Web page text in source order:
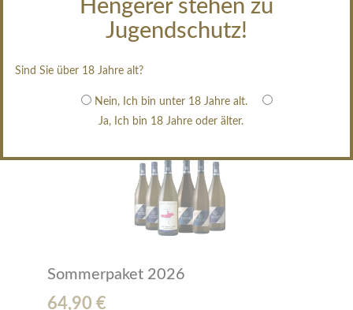
Hengerer stehen zu
Jugendschutz!
Sind Sie über 18 Jahre alt?
Nein, Ich bin unter 18 Jahre alt.
Ja, Ich bin 18 Jahre oder älter.
Sortiert nach Produktpreis -/+
Sommerpaket 2026
64,90 €